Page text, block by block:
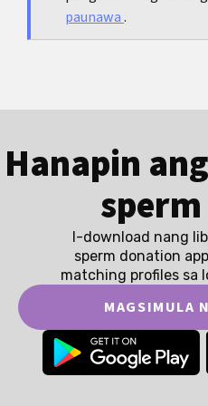
ganitong istruktura,
maikukumpara ang mga
paunawa.
Hanapin
I-download nang
sperm donation
matching profiles sa
MAGSIMULA